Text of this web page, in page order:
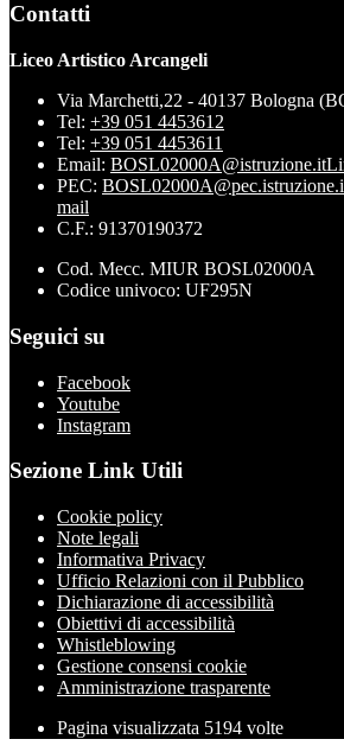
Contatti
Liceo Artistico Arcangeli
Via Marchetti,22 - 40137 Bologna
Tel: +39 051 4453612
Tel: +39 051 4453611
Email: BOSL02000A@istruzione.it
PEC:
mail
C.F.: 91370190372
Cod. Mecc. MIUR BOSL02000A
Codice univoco: UF295N
Seguici su
Facebook
Youtube
Instagram
Sezione Link Utili
Cookie policy
Note legali
Informativa Privacy
Ufficio Relazioni con il Pubblico
Dichiarazione di accessibilità
Obiettivi di accessibilità
Whistleblowing
Gestione consensi cookie
Amministrazione trasparente
Pagina visualizzata 5194 volte